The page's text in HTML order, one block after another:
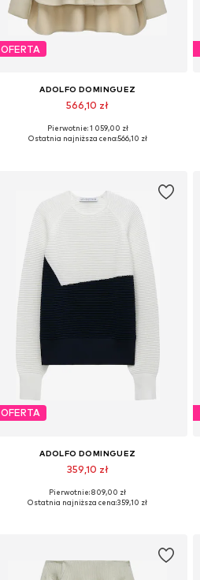
OFERTA
ADOLFO DOMINGUEZ
566,10 zł
Dostępne rozmiary: S, M, L
Pierwotnie: 1 059,00 zł
Ostatnia najniższa cena:566,10 zł
OFERTA
ADOLFO DOMINGUEZ
359,10 zł
Dostępne rozmiary: S, M, L, XL
Pierwotnie: 809,00 zł
Ostatnia najniższa cena:359,10 zł